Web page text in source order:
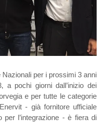
per i prossimi 3 anni
a pochi giorni dall’inizio dei
e per tutte le categorie
- già fornitore ufficiale
l’integrazione - è fiera di